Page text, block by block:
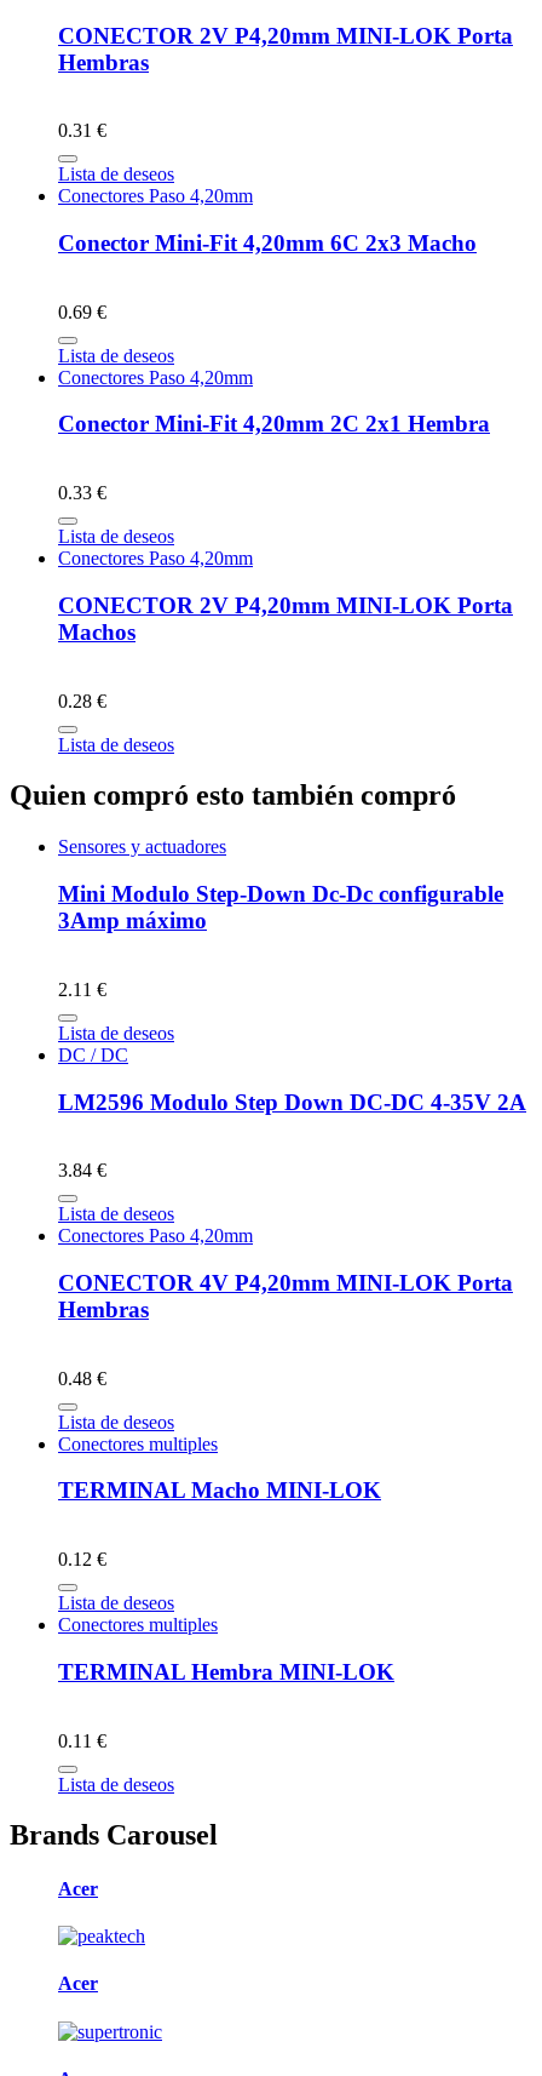
CONECTOR 2V P4,20mm MINI-LOK Porta
Hembras
0.31 €
Lista de deseos
Conectores Paso 4,20mm
Conector Mini-Fit 4,20mm 6C 2x3 Macho
0.69 €
Lista de deseos
Conectores Paso 4,20mm
Conector Mini-Fit 4,20mm 2C 2x1 Hembra
0.33 €
Lista de deseos
Conectores Paso 4,20mm
CONECTOR 2V P4,20mm MINI-LOK Porta
Machos
0.28 €
Lista de deseos
Quien compró esto también compró
Sensores y actuadores
Mini Modulo Step-Down Dc-Dc configurable
3Amp máximo
2.11 €
Lista de deseos
DC / DC
LM2596 Modulo Step Down DC-DC 4-35V 2A
3.84 €
Lista de deseos
Conectores Paso 4,20mm
CONECTOR 4V P4,20mm MINI-LOK Porta
Hembras
0.48 €
Lista de deseos
Conectores multiples
TERMINAL Macho MINI-LOK
0.12 €
Lista de deseos
Conectores multiples
TERMINAL Hembra MINI-LOK
0.11 €
Lista de deseos
Brands Carousel
Acer
Acer